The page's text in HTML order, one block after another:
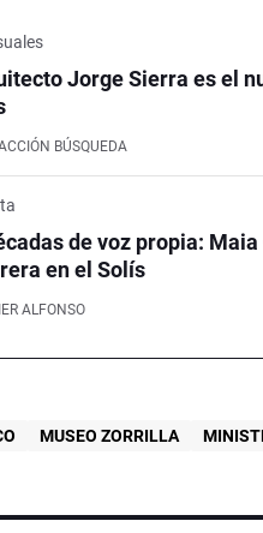
Jorge Sierra es el
BÚSQUEDA
de voz propia:
en el Solís
ALFONSO
MUSEO ZORRILLA